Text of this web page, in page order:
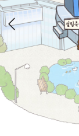
기록물 아카이
사진 아카이브
50+1 주년 기념
성과 50선 숫자
세계와 함께 한